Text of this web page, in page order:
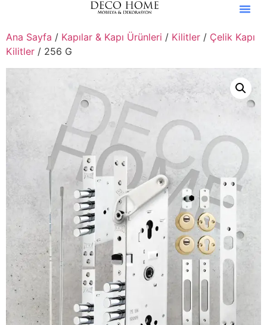
Ana Sayfa / Kapılar & Kapı Ürünleri / Kilitler / Çelik Kapı
Kilitler / 256 G